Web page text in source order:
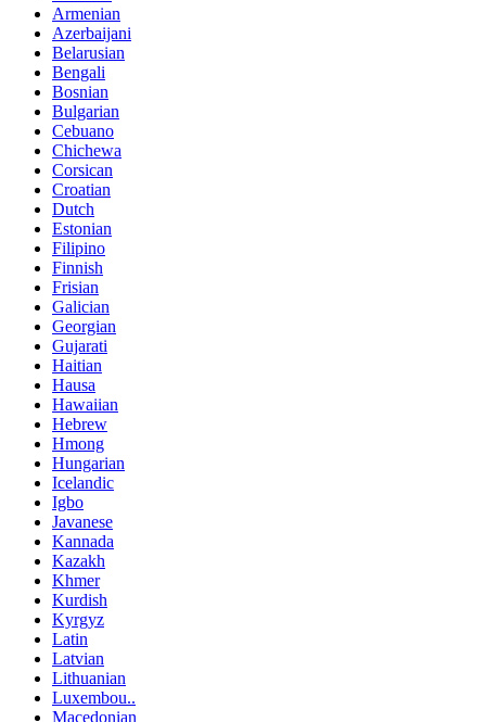
Armenian
Azerbaijani
Belarusian
Bengali
Bosnian
Bulgarian
Cebuano
Chichewa
Corsican
Croatian
Dutch
Estonian
Filipino
Finnish
Frisian
Galician
Georgian
Gujarati
Haitian
Hausa
Hawaiian
Hebrew
Hmong
Hungarian
Icelandic
Igbo
Javanese
Kannada
Kazakh
Khmer
Kurdish
Kyrgyz
Latin
Latvian
Lithuanian
Luxembou..
Macedonian